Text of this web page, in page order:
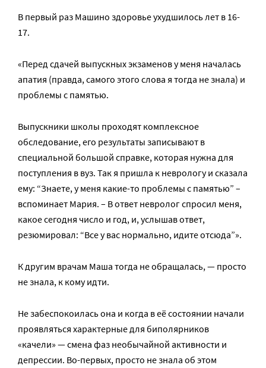
В первый раз Машино здоровье ухудшилось лет в 16-
17.
«Перед сдачей выпускных экзаменов у меня началась
апатия (правда, самого этого слова я тогда не знала) и
проблемы с памятью.
Выпускники школы проходят комплексное
обследование, его результаты записывают в
специальной большой справке, которая нужна для
поступления в вуз. Так я пришла к неврологу и сказала
ему: “Знаете, у меня какие-то проблемы с памятью” –
вспоминает Мария. – В ответ невролог спросил меня,
какое сегодня число и год, и, услышав ответ,
резюмировал: “Все у вас нормально, идите отсюда”».
К другим врачам Маша тогда не обращалась, — просто
не знала, к кому идти.
Не забеспокоилась она и когда в её состоянии начали
проявляться характерные для биполярников
«качели» — смена фаз необычайной активности и
депрессии. Во-первых, просто не знала об этом